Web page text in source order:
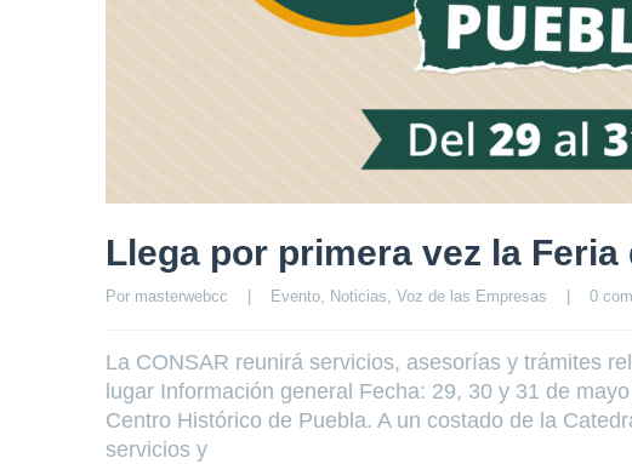
Llega por primera vez la
Por masterwebcc Evento, Noticias, Voz de las Empresas 0
La CONSAR reunirá servicios, asesorías y trámites
lugar Información general Fecha: 29, 30 y 31 de
Centro Histórico de Puebla. A un costado de la
servicios y